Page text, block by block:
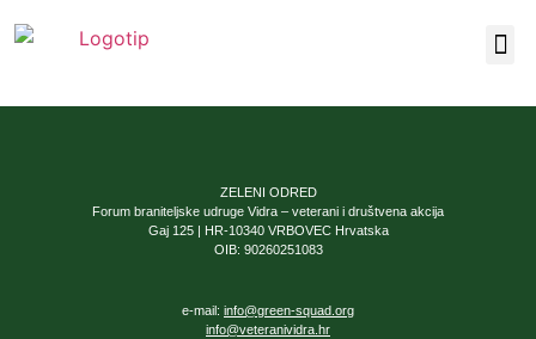
ZELENI ODRED
Forum braniteljske udruge Vidra – veterani i društvena akcija
Gaj 125 | HR-10340 VRBOVEC Hrvatska
OIB: 90260251083
e-mail: info@green-squad.org
info@veteranividra.hr